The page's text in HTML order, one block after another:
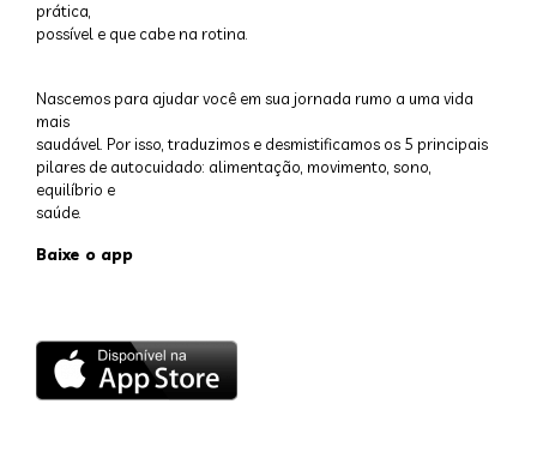
prática,
possível e que cabe na rotina.
Nascemos para ajudar você em sua jornada rumo a uma vida
mais
saudável. Por isso, traduzimos e desmistificamos os 5 principais
pilares de autocuidado: alimentação, movimento, sono,
equilíbrio e
saúde.
Baixe o app